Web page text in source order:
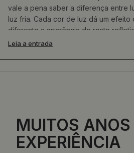
vale a pena saber a diferença entre
luz fria. Cada cor de luz dá um
diferente a aparência do rosto
diferente no interior.
Leia a entrada
MUITOS ANOS
EXPERIÊNCIA